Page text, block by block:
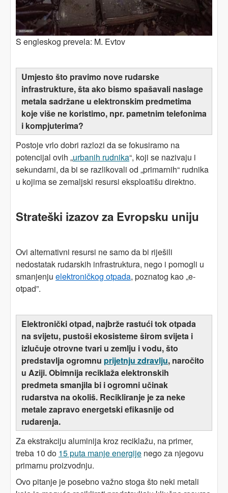
S engleskog prevela: M. Evtov
Umjesto što pravimo nove rudarske
infrastrukture, šta ako bismo spašavali naslage
metala sadržane u elektronskim predmetima
koje više ne koristimo, npr. pametnim telefonima
i kompjuterima?
Postoje vrlo dobri razlozi da se fokusiramo na
potencijal ovih „urbanih rudnika“, koji se nazivaju i
sekundarni, da bi se razlikovali od „primarnih“ rudnika
u kojima se zemaljski resursi eksploatišu direktno.
Strateški izazov za Evropsku uniju
Ovi alternativni resursi ne samo da bi riješili
nedostatak rudarskih infrastruktura, nego i pomogli u
smanjenju elektroničkog otpada, poznatog kao „e-
otpad”.
Elektroničkiotpad, najbrže rastući tok otpada
na svijetu, pustoši ekosisteme širom svijeta i
izlučuje otrovne tvari u zemlju i vodu, što
predstavlja ogromnu prijetnju zdravlju, naročito
u Aziji.Obimnija reciklaža elektronskih
predmeta smanjila bi i ogromni učinak
rudarstva na okoliš. Recikliranje je za neke
metale zapravo energetski efikasnije od
rudarenja.
Za ekstrakciju aluminija kroz reciklažu, na primer,
treba 10 do 15 puta manje energije nego za njegovu
primarnu proizvodnju.
Ovo pitanje je posebno važno stoga što neki metali